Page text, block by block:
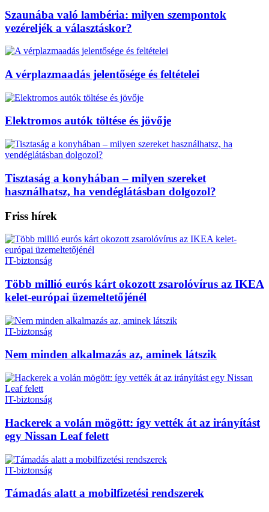
Szaunába való lambéria: milyen szempontok
vezéreljék a választáskor?
A vérplazmaadás jelentősége és feltételei
Elektromos autók töltése és jövője
Tisztaság a konyhában – milyen szereket
használhatsz, ha vendéglátásban dolgozol?
Friss hírek
IT-biztonság
Több millió eurós kárt okozott zsarolóvírus az IKEA
kelet-európai üzemeltetőjénél
IT-biztonság
Nem minden alkalmazás az, aminek látszik
IT-biztonság
Hackerek a volán mögött: így vették át az irányítást
egy Nissan Leaf felett
IT-biztonság
Támadás alatt a mobilfizetési rendszerek